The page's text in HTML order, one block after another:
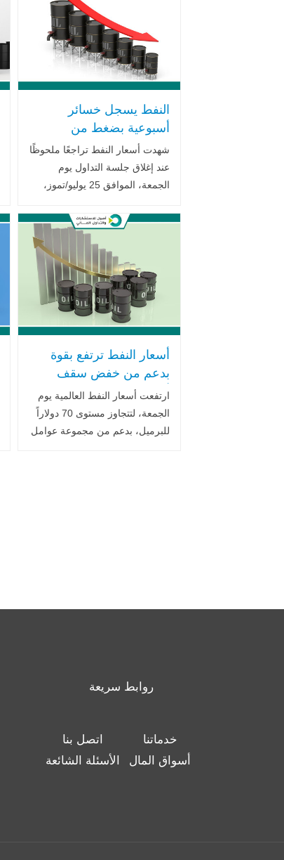
النفط يسجل خسائر
أسبوعية بضغط من
التشاؤم الاقتصادي
ومخاوف زيادة المعروض
شهدت أسعار النفط تراجعًا ملحوظًا
عند إغلاق جلسة التداول يوم
الجمعة، الموافق 25 يوليو/تموز،
ملموسة، في ظل تصاعد التشاؤم
بشأن آفاق الاقتصاد العالمي، .. اقرأ
أسعار النفط ترتفع بقوة
بدعم من خفض سقف
أسعار الخام الروسي
وهجمات كردستان
ارتفعت أسعار النفط العالمية يوم
الجمعة، لتتجاوز مستوى 70 دولاراً
للبرميل، بدعم من مجموعة عوامل
روابط سريعة
خدماتنا
اتصل بنا
أسواق المال
الأسئلة الشائعة